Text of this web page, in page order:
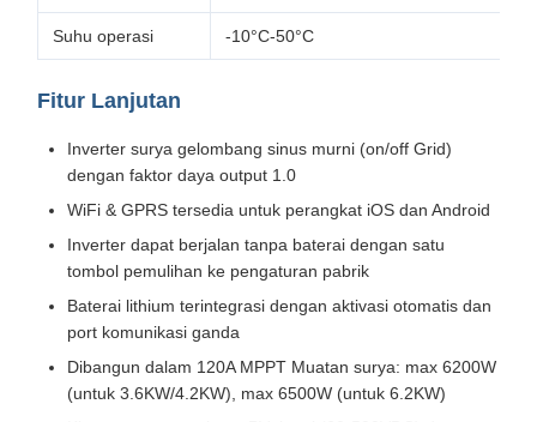
Suhu operasi -10°C-50°C
Fitur Lanjutan
Inverter surya gelombang sinus murni (on/off Grid)
dengan faktor daya output 1.0
WiFi & GPRS tersedia untuk perangkat iOS dan Android
Inverter dapat berjalan tanpa baterai dengan satu
tombol pemulihan ke pengaturan pabrik
Baterai lithium terintegrasi dengan aktivasi otomatis dan
port komunikasi ganda
Dibangun dalam 120A MPPT Muatan surya: max 6200W
(untuk 3.6KW/4.2KW), max 6500W (untuk 6.2KW)